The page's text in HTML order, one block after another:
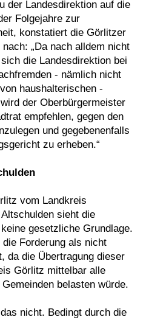
der Landesdirektion auf die
Folgejahre zur
konstatiert die Görlitzer
„Da nach alldem nicht
die Landesdirektion bei
- nämlich nicht
haushalterischen -
der Oberbürgermeister
empfehlen, gegen den
und gegebenenfalls
zu erheben.“
vom Landkreis
sieht die
gesetzliche Grundlage.
Forderung als nicht
da die Übertragung dieser
Görlitz mittelbar alle
belasten würde.
nicht. Bedingt durch die